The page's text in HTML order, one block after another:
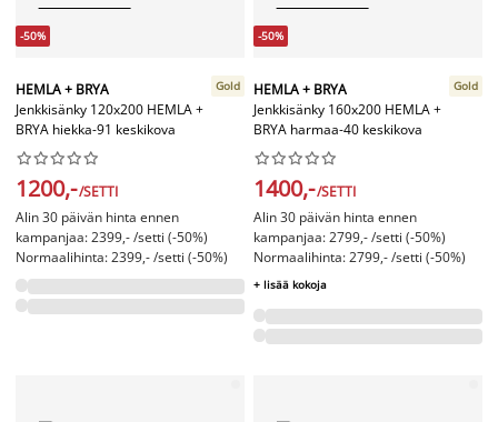
-50%
HEMLA + BRYA
Jenkkisänky 120x200 HEMLA +
BRYA hiekka-91 keskikova
Gold






1200,-/SETTI
Alin 30 päivän hinta ennen
kampanjaa: 2399,- /setti (-50%)
Normaalihinta: 2399,- /setti (-50%)
-50%
HEMLA + BRYA
Jenkkisänky 160x200 HEMLA +
BRYA harmaa-40 keskikova
Gold






1400,-/SETTI
Alin 30 päivän hinta ennen
kampanjaa: 2799,- /setti (-50%)
Normaalihinta: 2799,- /setti (-50%)
+ lisää kokoja